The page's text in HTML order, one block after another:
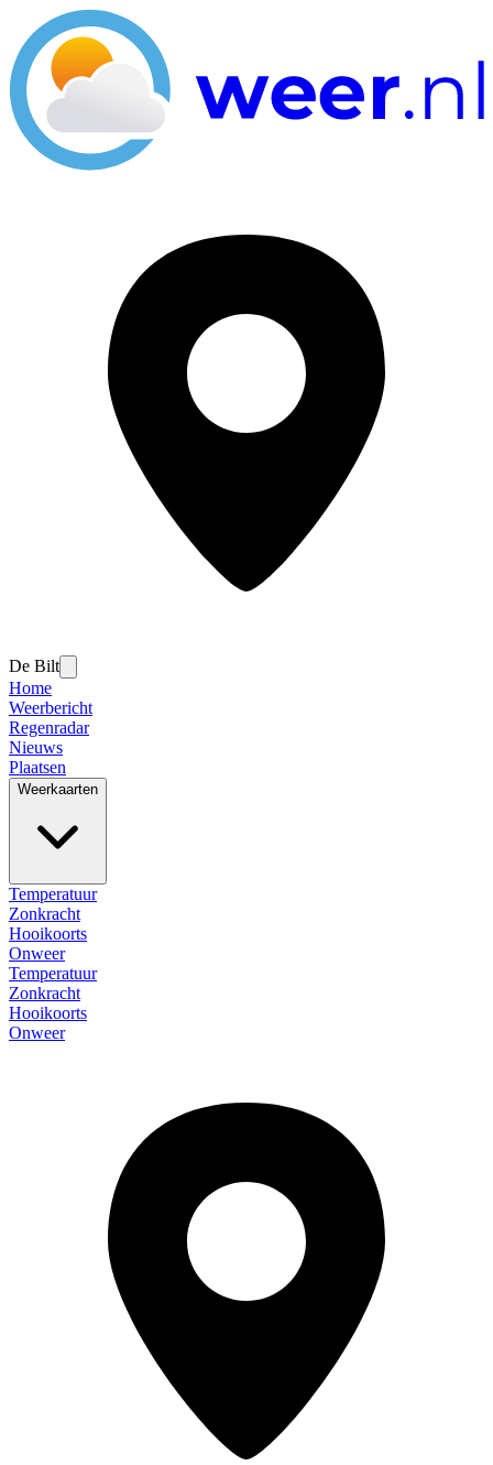
De Bilt
Home
Weerbericht
Regenradar
Nieuws
Plaatsen
Weerkaarten
Temperatuur
Zonkracht
Hooikoorts
Onweer
Temperatuur
Zonkracht
Hooikoorts
Onweer